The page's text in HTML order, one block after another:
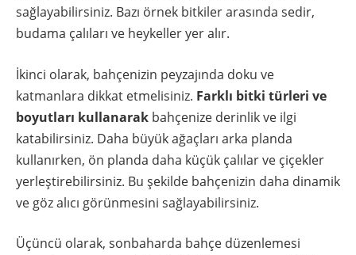
sağlayabilirsiniz. Bazı örnek bitkiler arasında sedir,
budama çalıları ve heykeller yer alır.
İkinci olarak, bahçenizin peyzajında doku ve
katmanlara dikkat etmelisiniz. Farklı bitki türleri ve
boyutları kullanarak bahçenize derinlik ve ilgi
katabilirsiniz. Daha büyük ağaçları arka planda
kullanırken, ön planda daha küçük çalılar ve çiçekler
yerleştirebilirsiniz. Bu şekilde bahçenizin daha dinamik
ve göz alıcı görünmesini sağlayabilirsiniz.
Üçüncü olarak, sonbaharda bahçe düzenlemesi